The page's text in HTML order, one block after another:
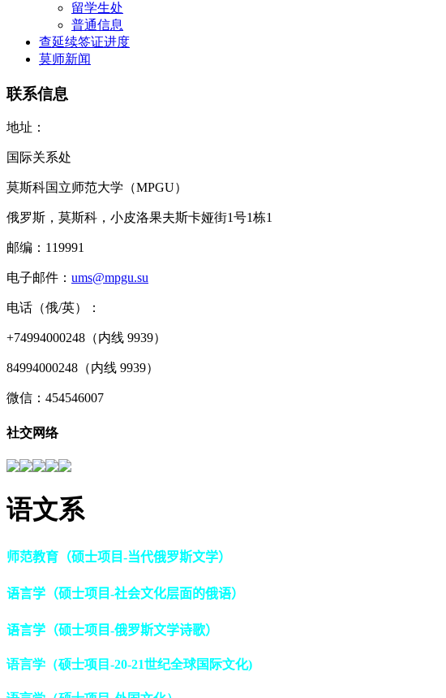
留学生处
普通信息
查延续签证进度
莫师新闻
联系信息
地址：
国际关系处
莫斯科国立师范大学（MPGU）
俄罗斯，莫斯科，小皮洛果夫斯卡娅街1号1栋1
邮编：119991
电子邮件： ums@mpgu.su
电话（俄/英）：
+74994000248（内线 9939）
84994000248（内线 9939）
微信：454546007
社交网络
语文系
师范教育（硕士项目-当代俄罗斯文学）
语言学（硕士项目-社会文化层面的俄语）
语言学（硕士项目-俄罗斯文学诗歌）
语言学（硕士项目-20-21世纪全球国际文化)